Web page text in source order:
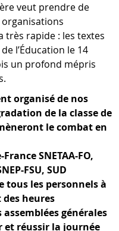
veut prendre de
organisations
très rapide : les textes
l’Éducation le 14
un profond mépris
organisé de nos
de la classe de
le combat en
SNETAA-FO,
FSU, SUD
tous les personnels à
heures
assemblées générales
et réussir la journée